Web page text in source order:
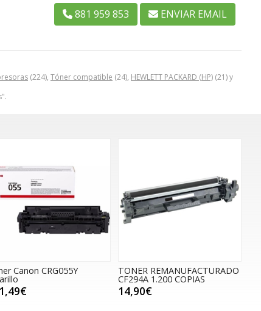
(224), Tóner compatible (24), HEWLETT PACKARD (HP) (21) y
881 959 853 ENVIAR EMAIL
Canon CRG055Y TONER REMANUFACTURADO
CF294A 1.200 COPIAS
14,90€